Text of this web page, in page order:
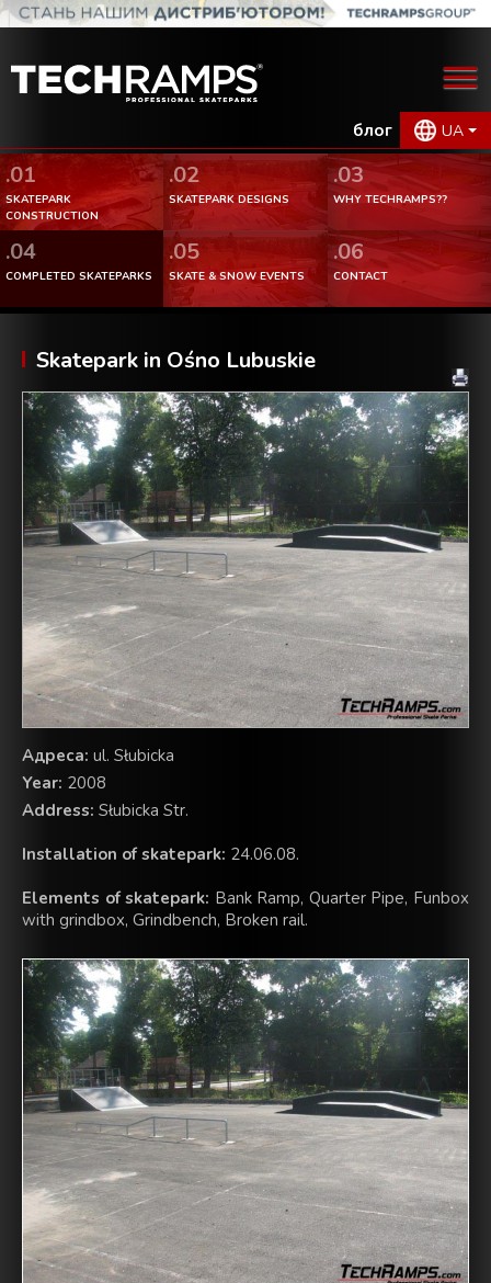
блог UA
.01
SKATEPARK
CONSTRUCTION
.02
SKATEPARK DESIGNS
.03
WHY TECHRAMPS??
.04
COMPLETED SKATEPARKS
.05
SKATE & SNOW EVENTS
.06
CONTACT
Skatepark in Ośno Lubuskie
Aдреса: ul. Słubicka
Year: 2008
Address: Słubicka Str.
Installation of skatepark: 24.06.08.
Elements of skatepark: Bank Ramp, Quarter Pipe, Funbox
with grindbox, Grindbench, Broken rail.